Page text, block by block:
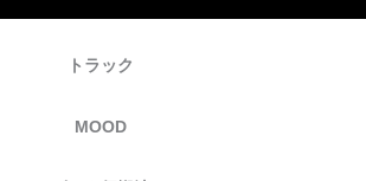
トラック
MOOD